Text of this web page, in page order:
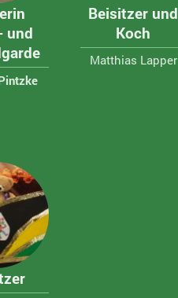
und
Beisitzer und
Koch
Matthias Lapper